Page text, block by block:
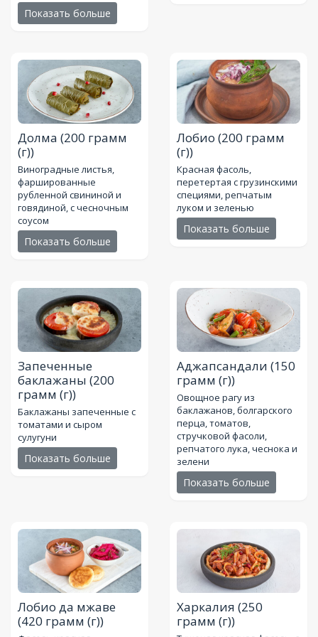
Показать больше
Долма (200 грамм
(г))
Винoградные листья,
фаршированные
рубленной свининой и
говядиной, с чесночным
соусом
Показать больше
Лобио (200 грамм
(г))
Красная фасоль,
перетертая с грузинскими
специями, репчатым
луком и зеленью
Показать больше
Запеченные
баклажаны (200
грамм (г))
Баклажаны запеченные с
томатами и сыром
сулугуни
Показать больше
Аджапсандали (150
грамм (г))
Овощное рагу из
баклажанов, болгарского
перца, томатов,
стручковой фасоли,
репчатого лука, чеснока и
зелени
Показать больше
Лобио да мжаве
(420 грамм (г))
Харкалия (250
грамм (г))